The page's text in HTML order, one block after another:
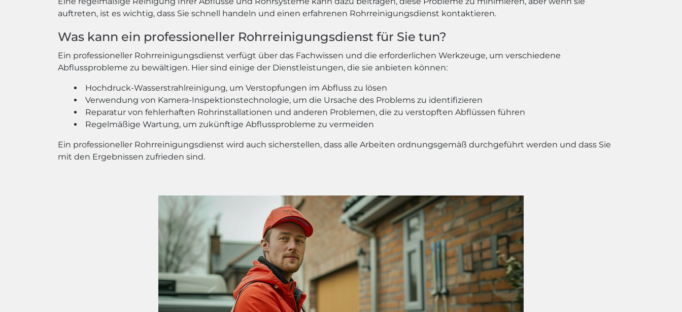
auftreten, ist es wichtig, dass Sie schnell handeln und einen erfahrenen Rohrreinigungsdienst kontaktieren.
Was kann ein professioneller Rohrreinigungsdienst für Sie tun?
Ein professioneller Rohrreinigungsdienst verfügt über das Fachwissen und die erforderlichen Werkzeuge, um verschiedene
Abflussprobleme zu bewältigen. Hier sind einige der Dienstleistungen, die sie anbieten können:
Hochdruck-Wasserstrahlreinigung, um Verstopfungen im Abfluss zu lösen
Verwendung von Kamera-Inspektionstechnologie, um die Ursache des Problems zu identifizieren
Reparatur von fehlerhaften Rohrinstallationen und anderen Problemen, die zu verstopften Abflüssen führen
Regelmäßige Wartung, um zukünftige Abflussprobleme zu vermeiden
Ein professioneller Rohrreinigungsdienst wird auch sicherstellen, dass alle Arbeiten ordnungsgemäß durchgeführt werden und dass Sie
mit den Ergebnissen zufrieden sind.